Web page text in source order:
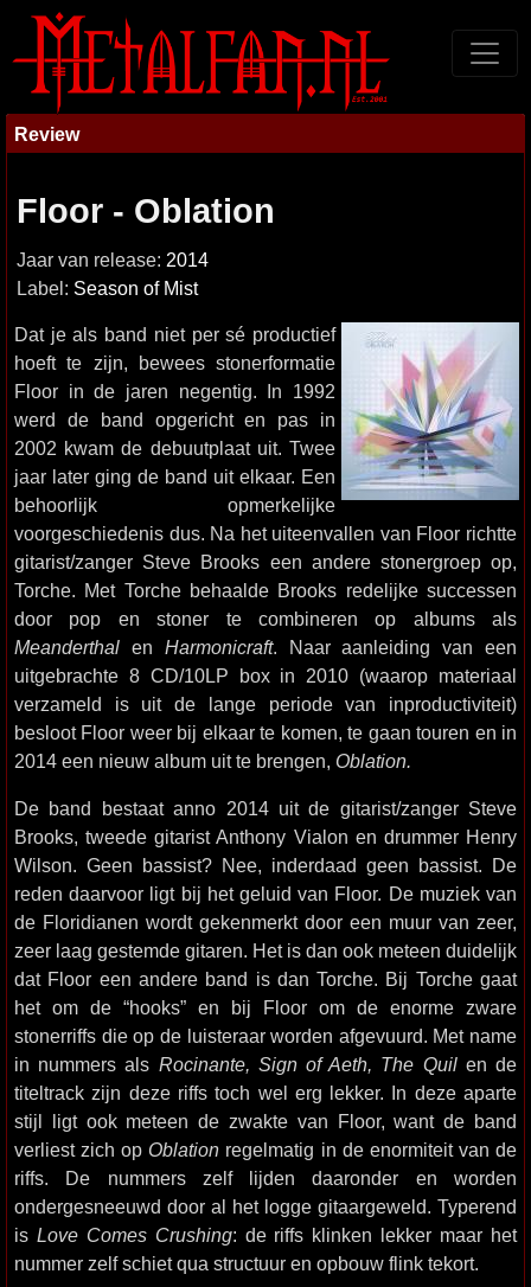
Review
Floor - Oblation
Jaar van release: 2014
Label: Season of Mist
Dat je als band niet per sé productief
hoeft te zijn, bewees stonerformatie
Floor in de jaren negentig. In 1992
werd de band opgericht en pas in
2002 kwam de debuutplaat uit. Twee
jaar later ging de band uit elkaar. Een
behoorlijk opmerkelijke
voorgeschiedenis dus. Na het uiteenvallen van Floor richtte
gitarist/zanger Steve Brooks een andere stonergroep op,
Torche. Met Torche behaalde Brooks redelijke successen
door pop en stoner te combineren op albums als
Meanderthal en Harmonicraft. Naar aanleiding van een
uitgebrachte 8 CD/10LP box in 2010 (waarop materiaal
verzameld is uit de lange periode van inproductiviteit)
besloot Floor weer bij elkaar te komen, te gaan touren en in
2014 een nieuw album uit te brengen, Oblation.
De band bestaat anno 2014 uit de gitarist/zanger Steve
Brooks, tweede gitarist Anthony Vialon en drummer Henry
Wilson. Geen bassist? Nee, inderdaad geen bassist. De
reden daarvoor ligt bij het geluid van Floor. De muziek van
de Floridianen wordt gekenmerkt door een muur van zeer,
zeer laag gestemde gitaren. Het is dan ook meteen duidelijk
dat Floor een andere band is dan Torche. Bij Torche gaat
het om de “hooks” en bij Floor om de enorme zware
stonerriffs die op de luisteraar worden afgevuurd. Met name
in nummers als Rocinante, Sign of Aeth, The Quilen de
titeltrack zijn deze riffs toch wel erg lekker. In deze aparte
stijl ligt ook meteen de zwakte van Floor, want de band
verliest zich op Oblation regelmatig in de enormiteit van de
riffs. De nummers zelf lijden daaronder en worden
ondergesneeuwd door al het logge gitaargeweld. Typerend
is Love Comes Crushing: de riffs klinken lekker maar het
nummer zelf schiet qua structuur en opbouw flink tekort.